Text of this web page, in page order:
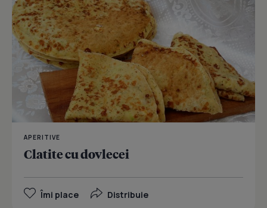
APERITIVE
Clatite cu dovlecei
Îmi place Distribuie